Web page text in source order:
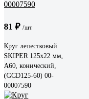
81 ₽ /шт
Круг лепестковый
SKIPER 125x22 мм,
А60, конический,
(GCD125-60) 00-
00007590